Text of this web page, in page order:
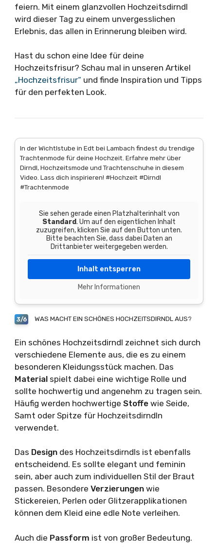
feiern. Mit einem glanzvollen Hochzeitsdirndl
wird dieser Tag zu einem unvergesslichen
Erlebnis, das allen in Erinnerung bleiben wird.
Hast du schon eine Idee für deine
Hochzeitsfrisur? Schau mal in unseren Artikel
„Hochzeitsfrisur“ und finde Inspiration und Tipps
für den perfekten Look.
In der Wichtlstube in Edt bei Lambach findest du trendige
Trachtenmode für deine Hochzeit. Erfahre mehr über
Dirndl, Hochzeitsmode und Trachtenschuhe in diesem
Video. Lass dich inspirieren! #Hochzeit #Dirndl
#Trachtenmode
Sie sehen gerade einen Platzhalterinhalt von
Standard. Um auf den eigentlichen Inhalt
zuzugreifen, klicken Sie auf den Button unten.
Bitte beachten Sie, dass dabei Daten an
Drittanbieter weitergegeben werden.
Inhalt entsperren
Mehr Informationen
3/6 WAS MACHT EIN SCHÖNES HOCHZEITSDIRNDL AUS?
Ein schönes Hochzeitsdirndl zeichnet sich durch
verschiedene Elemente aus, die es zu einem
besonderen Kleidungsstück machen. Das
Material spielt dabei eine wichtige Rolle und
sollte hochwertig und angenehm zu tragen sein.
Häufig werden hochwertige Stoffe wie Seide,
Samt oder Spitze für Hochzeitsdirndln
verwendet.
Das Design des Hochzeitsdirndls ist ebenfalls
entscheidend. Es sollte elegant und feminin
sein, aber auch zum individuellen Stil der Braut
passen. Besondere Verzierungen wie
Stickereien, Perlen oder Glitzerapplikationen
können dem Kleid eine edle Note verleihen.
Auch die Passform ist von großer Bedeutung.